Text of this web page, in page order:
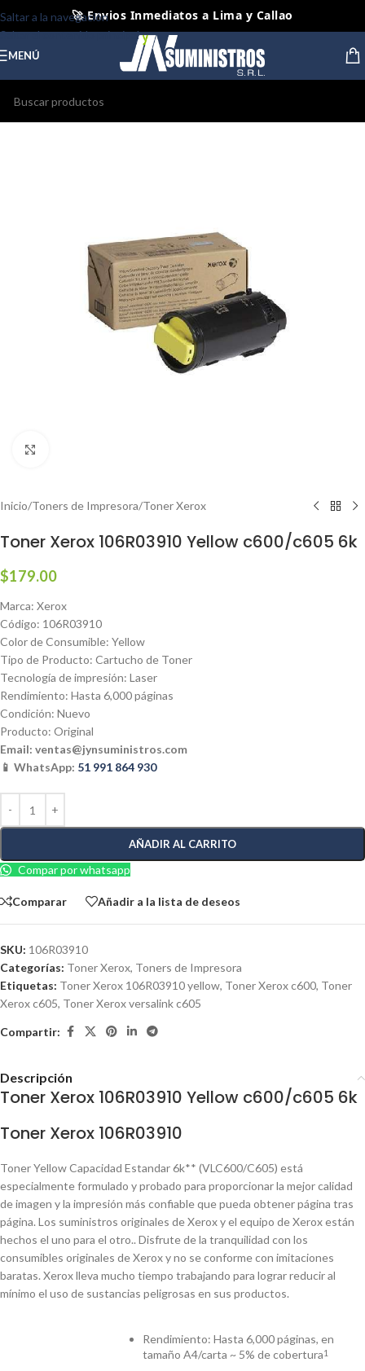
Saltar a la navegación
Saltar al contenido principal
🚀 Envios Inmediatos a Lima y Callao
📦 Envios Diarios a todo el Peru
🤝 Pago contra entrega Lima y Callao
MENÚ
Inicio/Toners de Impresora/Toner Xerox
Toner Xerox 106R03910 Yellow c600/c605 6k
$179.00
Marca: Xerox
Código: 106R03910
Color de Consumible: Yellow
Tipo de Producto: Cartucho de Toner
Tecnología de impresión: Laser
Rendimiento: Hasta 6,000 páginas
Condición: Nuevo
Producto: Original
Email: ventas@jynsuministros.com
📱 WhatsApp: 51 991 864 930
AÑADIR AL CARRITO
Compar por whatsapp
Comparar Añadir a la lista de deseos
SKU: 106R03910
Categorías: Toner Xerox, Toners de Impresora
Etiquetas: Toner Xerox 106R03910 yellow, Toner Xerox c600, Toner
Xerox c605, Toner Xerox versalink c605
Compartir:
Descripción
Toner Xerox 106R03910 Yellow c600/c605 6k
Toner Xerox 106R03910
Toner Yellow Capacidad Estandar 6k** (VLC600/C605) está
especialmente formulado y probado para proporcionar la mejor calidad
de imagen y la impresión más confiable que pueda obtener página tras
página. Los suministros originales de Xerox y el equipo de Xerox están
hechos el uno para el otro.. Disfrute de la tranquilidad con los
consumibles originales de Xerox y no se conforme con imitaciones
baratas. Xerox lleva mucho tiempo trabajando para lograr reducir al
mínimo el uso de sustancias peligrosas en sus productos.
Rendimiento: Hasta 6,000 páginas, en
tamaño A4/carta ~ 5% de cobertura1